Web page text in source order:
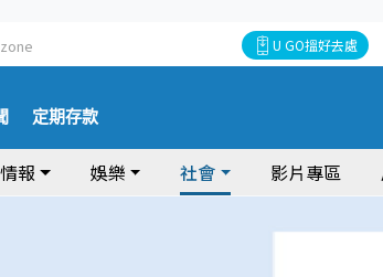
U GO搵好去處
定期存款
報 娛樂 社會 影片專區